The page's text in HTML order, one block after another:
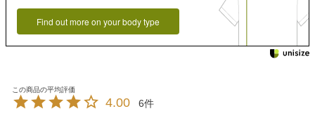
Find out more on your body type
4.00 6